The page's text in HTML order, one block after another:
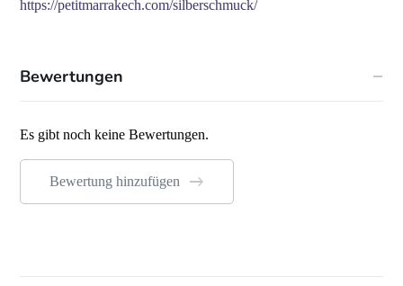
https://petitmarrakech.com/silberschmuck/
Bewertungen
Es gibt noch keine Bewertungen.
Bewertung hinzufügen